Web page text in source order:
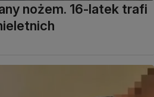
nożem. 16-latek trafi